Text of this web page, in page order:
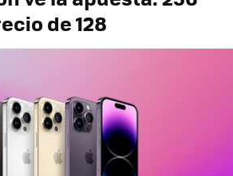
de 128